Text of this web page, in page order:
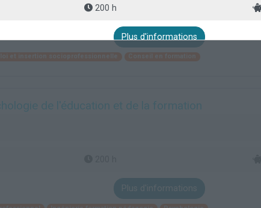
200 h
Plus d'informations
de l'éducation et de la formation
Plus d'informations